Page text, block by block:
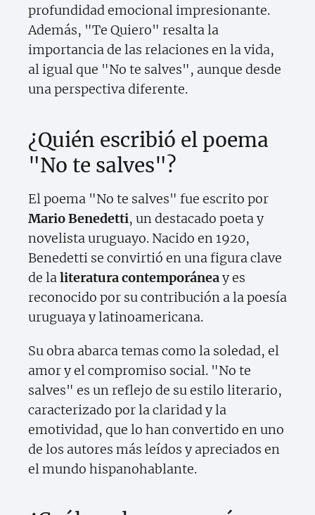
profundidad emocional impresionante.
Además, "Te Quiero" resalta la
importancia de las relaciones en la vida,
al igual que "No te salves", aunque desde
una perspectiva diferente.
¿Quién escribió el poema
"No te salves"?
El poema "No te salves" fue escrito por
Mario Benedetti, un destacado poeta y
novelista uruguayo. Nacido en 1920,
Benedetti se convirtió en una figura clave
de laliteratura contemporáneay es
reconocido por su contribución a la poesía
uruguaya y latinoamericana.
Su obra abarca temas como la soledad, el
amor y el compromiso social. "No te
salves" es un reflejo de su estilo literario,
caracterizado por la claridad y la
emotividad, que lo han convertido en uno
de los autores más leídos y apreciados en
el mundo hispanohablante.